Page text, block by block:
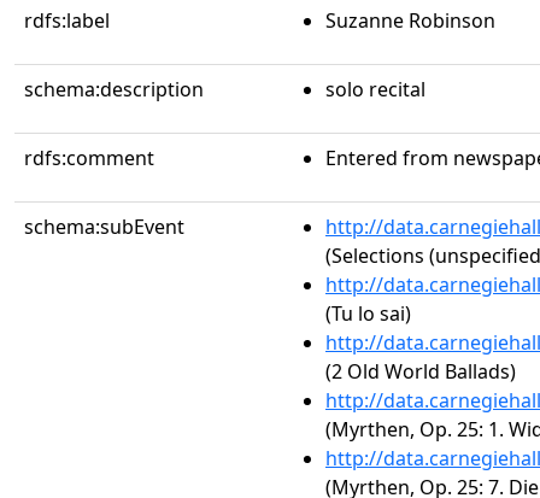
rdfs:label Suzanne Robinson
schema:description solo recital
rdfs:comment Entered from
schema:subEvent
http://
(Selections
http://
(Tu lo sai)
http://
(2 Old World Ballads)
http://
(Myrthen, Op. 25: 1.
http://
(Myrthen, Op. 25: 7.